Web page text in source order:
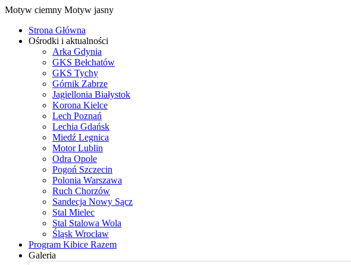
Motyw ciemny Motyw jasny
Strona Główna
Ośrodki i aktualności
Arka Gdynia
GKS Bełchatów
GKS Tychy
Górnik Zabrze
Jagiellonia Białystok
Korona Kielce
Lech Poznań
Lechia Gdańsk
Miedź Legnica
Motor Lublin
Odra Opole
Pogoń Szczecin
Polonia Warszawa
Ruch Chorzów
Sandecja Nowy Sącz
Stal Mielec
Stal Stalowa Wola
Śląsk Wrocław
Program Kibice Razem
Galeria